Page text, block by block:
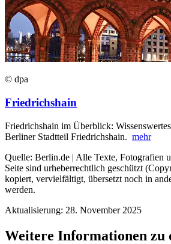
© dpa
Friedrichshain
Friedrichshain im Überblick:
Berliner Stadtteil Friedrichshain. mehr
Quelle: Berlin.de | Alle Texte, Fotografien
Seite sind urheberrechtlich geschützt
kopiert, vervielfältigt, übersetzt noch in
werden.
Aktualisierung: 28. November 2025
Weitere Informationen zu